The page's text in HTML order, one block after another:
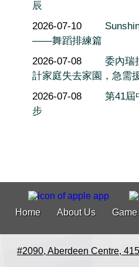
辰
2026-07-10
——舞蹈排練篇
2026-07-08
委內瑞
計家庭失去家園，急需
2026-07-08
第41屆
步
Home About Us
#2090, Aberdeen Centre,